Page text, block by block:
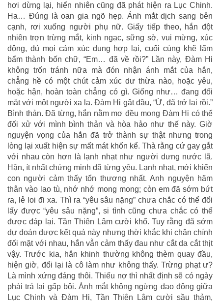
hơi dừng lại, hiển nhiên cũng đã phát hiện ra Lục Chinh.
Ha… Đúng là oan gia ngõ hẹp. Ánh mắt dịch sang bên
cạnh, rơi xuống người phụ nữ. Giấy tiếp theo, hắn đột
nhiên trợn trừng mắt, kinh ngạc, sững sờ, vui mừng, xúc
động, đủ mọi cảm xúc dung hợp lại, cuối cùng khẽ lẩm
bẩm thành bốn chữ, “Em… đã về rồi?” Lần này, Đàm Hi
không trốn tránh nữa mà đón nhận ánh mắt của hắn,
chẳng hề có một chút cảm xúc dư thừa nào, hoặc yêu,
hoặc hận, hoàn toàn chẳng có gì. Giống như… đang đối
mặt với một người xa lạ. Đàm Hi gật đầu, “Ừ, đã trở lại rồi.”
Bình thản. Đã từng, hắn nằm mơ đều mong Đàm Hi có thể
đối xử với mình bình thản và hòa hảo như thế này. Giờ
nguyện vọng của hắn đã trở thành sự thật nhưng trong
lòng lại xuất hiện sự mất mát khốn kể. Thà rằng cứ gay gắt
với nhau còn hơn là lạnh nhạt như người dưng nước lã.
Hận, ít nhất chứng minh đã từng yêu. Lạnh nhạt, mới khiến
con người cảm thấy tổn thương nhất. Anh nguyện hãm
thân vào lao tù, nhớ nhớ mong mong; còn em đã sớm bứt
ra, lẻ loi đi xa. Thì ra “yêu sâu nặng” chưa chắc có thể đổi
lấy được “yêu sâu nặng”, si tình cũng chưa chắc có thể
được đáp lại. Tần Thiên Lâm cười khổ. Tuy rằng đã sớm
dự đoán được kết quả này nhưng thời khắc khi chân chính
đối mặt với nhau, hắn vẫn cảm thấy đau như cắt da cắt thịt
vậy. Trước kia, hắn khinh thường không thèm quay đầu,
hiện giờ, đổi lại là cô làm như không thấy. Trừng phạt ư?
Là mình xứng đáng thôi. Thiếu nợ thì nhất định sẽ có ngày
phải trả lại gấp bội. Ánh mắt không ngừng dao động giữa
Lục Chinh và Đàm Hi, Tần Thiên Lâm cười sầu thảm,